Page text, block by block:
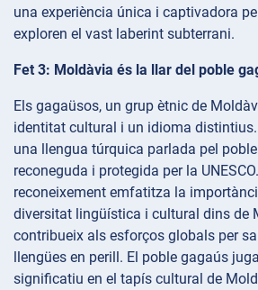
una experiència única i captivadora
exploren el vast laberint subterrani.
Fet 3: Moldàvia és la llar del poble
Els gagaüsos, un grup ètnic de
identitat cultural i un idioma
una llengua túrquica parlada pel
reconeguda i protegida per la
reconeixement emfatitza la
diversitat lingüística i cultural dins de
contribueix als esforços globals per
llengües en perill. El poble gagaús
significatiu en el tapís cultural de